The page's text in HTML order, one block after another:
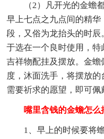
（2）凡开光的金蟾
早上七点之九点间的精
段，又俗为龙抬头的时辰
于选在一个良时使用，
吉祥物配挂及摆放。金
度，沐面洗手，将摆放
需要祈求的愿望，即可佩
嘴里含钱的金蟾怎么
1、早上的时候要将